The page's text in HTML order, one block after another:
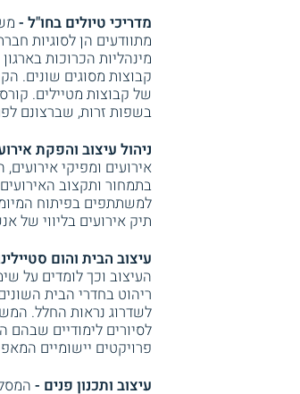
מדריכי טיולים בחו"ל -
מתוודעים הן לסוגיות
מינהליות הכרוכות
קבוצות מסוגים שונים.
בשפות זרות, שברצונם
ניהול עיצוב והפקת
אירועים ומפיקי
בתמחור ותקצוב
למשתתפים בפיתוח
תיק אירועים בליווי של
עיצוב הבית והום
העיצוב וכך לומדים על
ריהוט בחדרי הבית
לשדרוג נראות החלל.
לסיורים לימודיים
פרויקטים יישומיים
עיצוב ותכנון פנים -